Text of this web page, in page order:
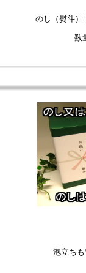
のし（熨斗）:
数
泡立ちも